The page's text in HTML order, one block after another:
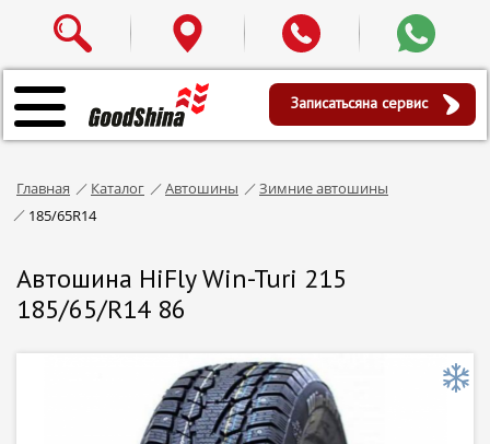
Записатьсяна сервис
Главная Каталог Автошины
Зимние автошины
185/65R14
Автошина HiFly Win-Turi 215
185/65/R14 86